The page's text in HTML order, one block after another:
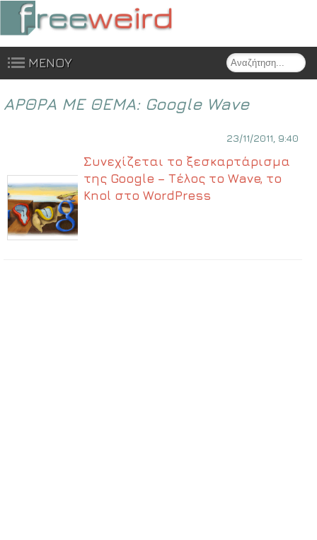
Search
ΜΕΝΟΥ
Skip to content
ΑΡΘΡΑ ΜΕ ΘΕΜΑ: Google Wave
23/11/2011, 9:40
Συνεχίζεται το ξεσκαρτάρισμα
της Google – Τέλος το Wave, το
Knol στο WordPress